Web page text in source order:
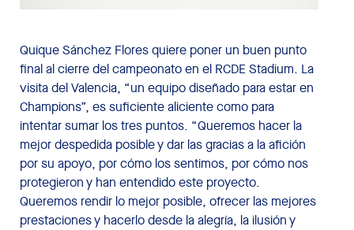
Quique Sánchez Flores quiere poner un buen punto
final al cierre del campeonato en el RCDE Stadium. La
visita del Valencia, “un equipo diseñado para estar en
Champions”, es suficiente aliciente como para
intentar sumar los tres puntos. “Queremos hacer la
mejor despedida posible y dar las gracias a la afición
por su apoyo, por cómo los sentimos, por cómo nos
protegieron y han entendido este proyecto.
Queremos rendir lo mejor posible, ofrecer las mejores
prestaciones y hacerlo desde la alegría, la ilusión y